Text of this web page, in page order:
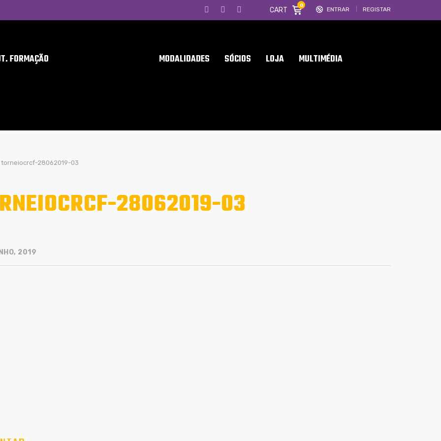
ENTRAR REGISTAR
CART
0
FORMAÇÃO MODALIDADES SÓCIOS LOJA MULTIMÉDIA
torneiocrcf-28062019-03
28062019-03
2019